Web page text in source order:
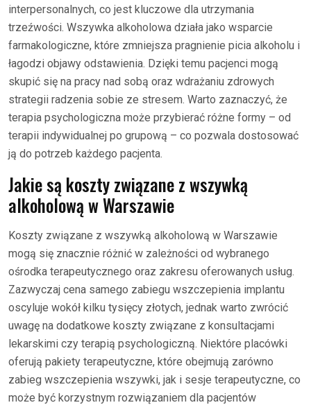
interpersonalnych, co jest kluczowe dla utrzymania
trzeźwości. Wszywka alkoholowa działa jako wsparcie
farmakologiczne, które zmniejsza pragnienie picia alkoholu i
łagodzi objawy odstawienia. Dzięki temu pacjenci mogą
skupić się na pracy nad sobą oraz wdrażaniu zdrowych
strategii radzenia sobie ze stresem. Warto zaznaczyć, że
terapia psychologiczna może przybierać różne formy – od
terapii indywidualnej po grupową – co pozwala dostosować
ją do potrzeb każdego pacjenta.
Jakie są koszty związane z wszywką
alkoholową w Warszawie
Koszty związane z wszywką alkoholową w Warszawie
mogą się znacznie różnić w zależności od wybranego
ośrodka terapeutycznego oraz zakresu oferowanych usług.
Zazwyczaj cena samego zabiegu wszczepienia implantu
oscyluje wokół kilku tysięcy złotych, jednak warto zwrócić
uwagę na dodatkowe koszty związane z konsultacjami
lekarskimi czy terapią psychologiczną. Niektóre placówki
oferują pakiety terapeutyczne, które obejmują zarówno
zabieg wszczepienia wszywki, jak i sesje terapeutyczne, co
może być korzystnym rozwiązaniem dla pacjentów